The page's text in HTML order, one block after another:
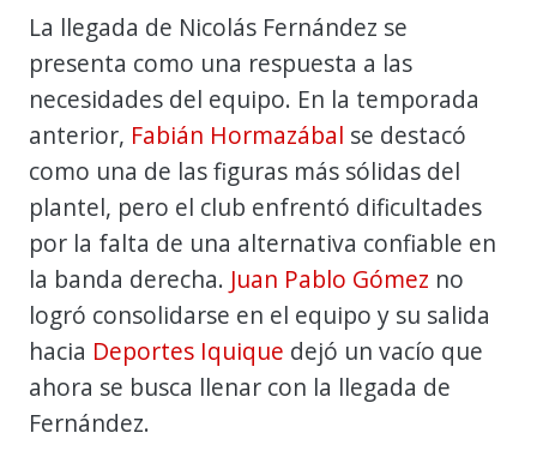
La llegada de Nicolás Fernández se
presenta como una respuesta a las
necesidades del equipo. En la temporada
anterior, Fabián Hormazábal se destacó
como una de las figuras más sólidas del
plantel, pero el club enfrentó dificultades
por la falta de una alternativa confiable en
la banda derecha. Juan Pablo Gómez no
logró consolidarse en el equipo y su salida
hacia Deportes Iquique dejó un vacío que
ahora se busca llenar con la llegada de
Fernández.